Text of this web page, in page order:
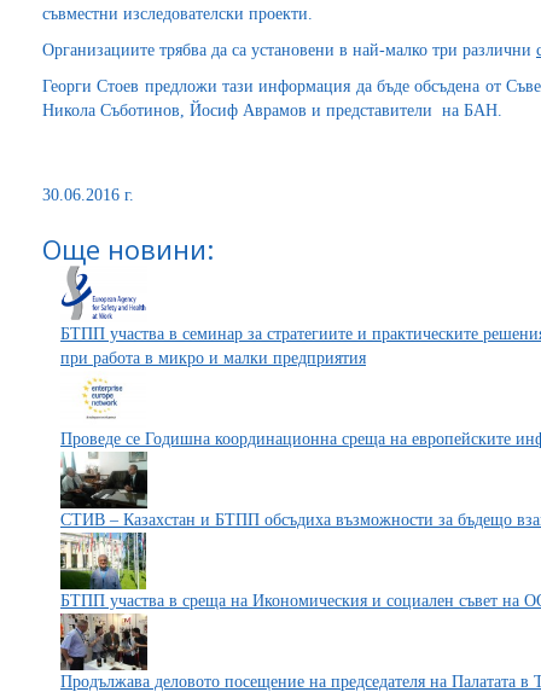
съвместни изследователски проекти.
Организациите трябва да са установени в най-малко три различни
Георги Стоев предложи тази информация да бъде обсъдена от
Никола Съботинов, Йосиф Аврамов и представители на БАН.
30.06.2016 г.
Още новини:
БТПП участва в семинар за стратегиите и практическите
при работа в микро и малки предприятия
Проведе се Годишна координационна среща на европейските
СТИВ – Казахстан и БТПП обсъдиха възможности за бъдещо
БТПП участва в среща на Икономическия и социален съвет на
Продължава деловото посещение на председателя на Палатата в